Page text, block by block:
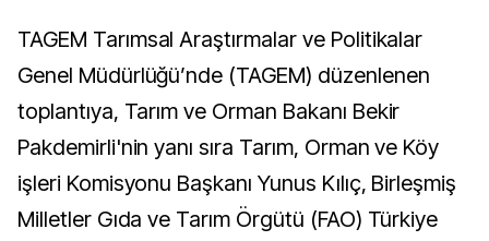
TAGEM Tarımsal Araştırmalar ve Politikalar
Genel Müdürlüğü’nde (TAGEM) düzenlenen
toplantıya, Tarım ve Orman Bakanı Bekir
Pakdemirli'nin yanı sıra Tarım, Orman ve Köy
işleri Komisyonu Başkanı Yunus Kılıç, Birleşmiş
Milletler Gıda ve Tarım Örgütü (FAO) Türkiye